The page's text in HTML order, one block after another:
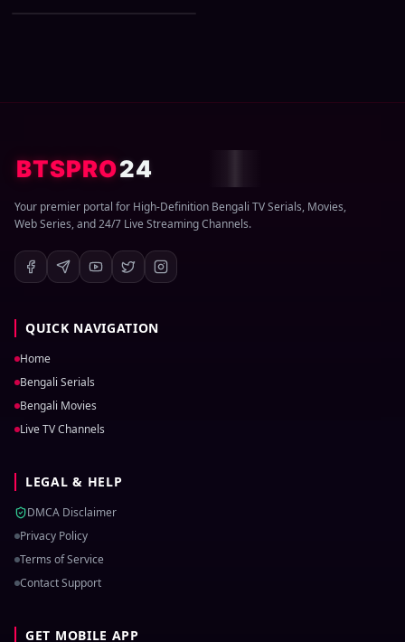
BTSPRO24
Your premier portal for High-Definition Bengali TV Serials, Movies,
Web Series, and 24/7 Live Streaming Channels.
QUICK NAVIGATION
Home
Bengali Serials
Bengali Movies
Live TV Channels
LEGAL & HELP
DMCA Disclaimer
Privacy Policy
Terms of Service
Contact Support
GET MOBILE APP